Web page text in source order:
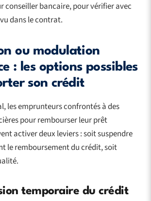
conseiller bancaire, pour vérifier avec
dans le contrat.
ou modulation
: les options possibles
son crédit
les emprunteurs confrontés à des
pour rembourser leur prêt
activer deux leviers : soit suspendre
le remboursement du crédit, soit
temporaire du crédit